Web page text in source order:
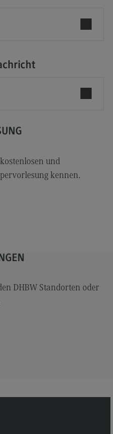
Arbeit
Arbeit
und
und
kennen.
DHBW Standorten oder